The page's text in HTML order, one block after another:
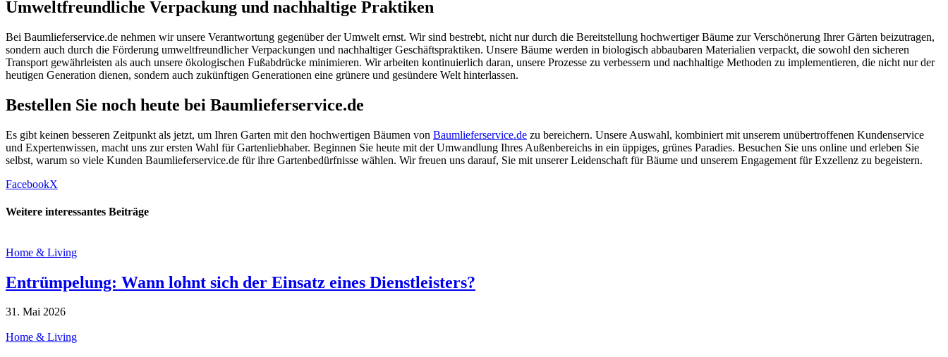
Umweltfreundliche Verpackung und nachhaltige Praktiken
Bei Baumlieferservice.de nehmen wir unsere Verantwortung gegenüber der Umwelt ernst. Wir sind bestrebt, nicht nur durch die Bereitstellung hochwertiger Bäume zur Verschönerung Ihrer Gärten beizutragen,
sondern auch durch die Förderung umweltfreundlicher Verpackungen und nachhaltiger Geschäftspraktiken. Unsere Bäume werden in biologisch abbaubaren Materialien verpackt, die sowohl den sicheren
Transport gewährleisten als auch unsere ökologischen Fußabdrücke minimieren. Wir arbeiten kontinuierlich daran, unsere Prozesse zu verbessern und nachhaltige Methoden zu implementieren, die nicht nur der
heutigen Generation dienen, sondern auch zukünftigen Generationen eine grünere und gesündere Welt hinterlassen.
Bestellen Sie noch heute bei Baumlieferservice.de
Es gibt keinen besseren Zeitpunkt als jetzt, um Ihren Garten mit den hochwertigen Bäumen von Baumlieferservice.de zu bereichern. Unsere Auswahl, kombiniert mit unserem unübertroffenen Kundenservice
und Expertenwissen, macht uns zur ersten Wahl für Gartenliebhaber. Beginnen Sie heute mit der Umwandlung Ihres Außenbereichs in ein üppiges, grünes Paradies. Besuchen Sie uns online und erleben Sie
selbst, warum so viele Kunden Baumlieferservice.de für ihre Gartenbedürfnisse wählen. Wir freuen uns darauf, Sie mit unserer Leidenschaft für Bäume und unserem Engagement für Exzellenz zu begeistern.
FacebookX
Weitere interessantes Beiträge
Home & Living
Entrümpelung: Wann lohnt sich der Einsatz eines Dienstleisters?
31. Mai 2026
Home & Living